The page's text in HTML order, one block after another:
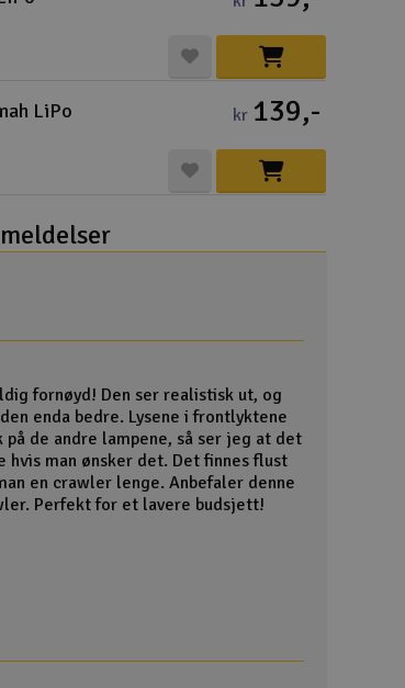
LiPo kr 139,-
fornøyd! Den ser realistisk ut, og
enda bedre. Lysene i frontlyktene
de andre lampene, så ser jeg at det
man ønsker det. Det finnes flust
en crawler lenge. Anbefaler denne
Perfekt for et lavere budsjett!